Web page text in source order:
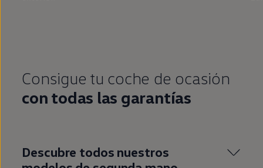
Consigue tu coche de ocasión
con todas las garantías
Descubre todos nuestros